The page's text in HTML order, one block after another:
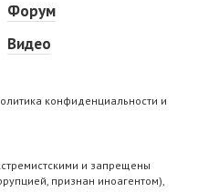
Форум
Видео
конфиденциальности и
и запрещены
признан иноагентом),